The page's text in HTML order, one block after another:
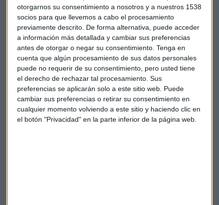
otorgarnos su consentimiento a nosotros y a nuestros 1538
socios para que llevemos a cabo el procesamiento
previamente descrito. De forma alternativa, puede acceder
a información más detallada y cambiar sus preferencias
antes de otorgar o negar su consentimiento. Tenga en
cuenta que algún procesamiento de sus datos personales
puede no requerir de su consentimiento, pero usted tiene
el derecho de rechazar tal procesamiento. Sus
preferencias se aplicarán solo a este sitio web. Puede
cambiar sus preferencias o retirar su consentimiento en
cualquier momento volviendo a este sitio y haciendo clic en
el botón "Privacidad" en la parte inferior de la página web.
El paper que muestra el potencial de ChatGPT
para predecir bolsa
¿ChatGPT puede suplantar el análisis financiero y
tomar decisiones ganadoras en bolsa? Conocemos
últimas investigaciones sobre uso de IA en el trading
Capital Radio
/ 2023-05-31
Elon Musk, el señor multitasking